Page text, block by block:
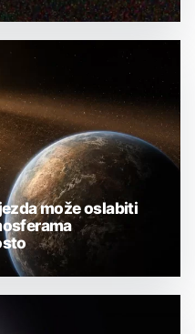
može oslabiti